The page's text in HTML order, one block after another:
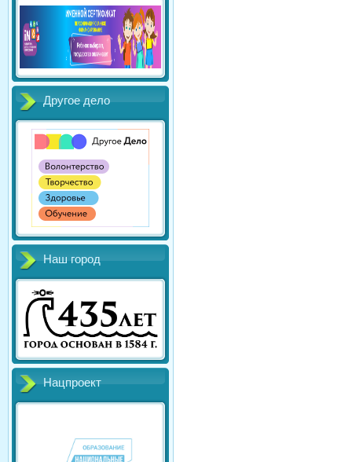
Другое дело
Наш город
Нацпроект